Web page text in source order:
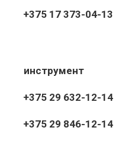
+375 17 373-04-13
инструмент
+375 29 632-12-14
+375 29 846-12-14